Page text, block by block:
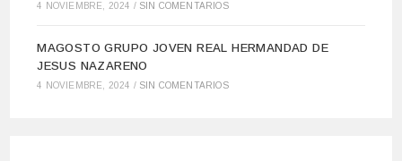
4 NOVIEMBRE, 2024 / SIN COMENTARIOS
MAGOSTO GRUPO JOVEN REAL HERMANDAD DE
JESUS NAZARENO
4 NOVIEMBRE, 2024 / SIN COMENTARIOS